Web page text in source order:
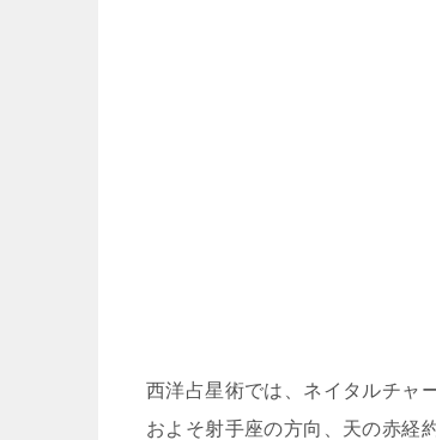
西洋占星術では、ネイタルチャ
およそ射手座の方向、天の赤経